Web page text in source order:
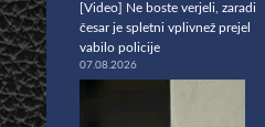
[Video] Ne boste verjeli, zaradi
česar je spletni vplivnež prejel
vabilo policije
07.08.2026